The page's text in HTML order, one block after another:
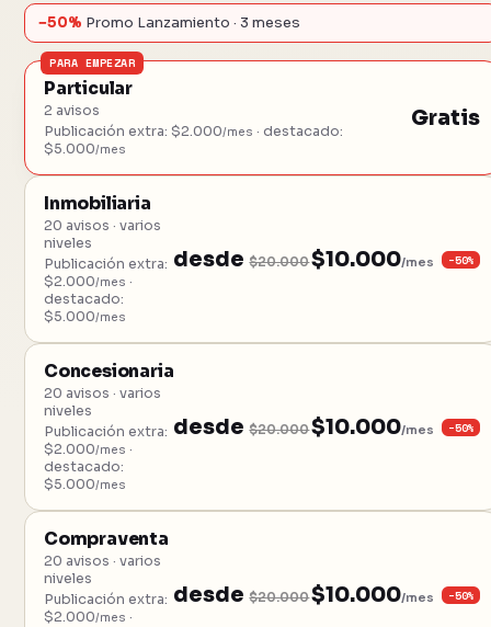
−50% Promo Lanzamiento · 3 meses
PARA EMPEZAR
Particular
2 avisos
Publicación extra: $2.000/mes · destacado:
$5.000/mes
Gratis
Inmobiliaria
20 avisos · varios
niveles
Publicación extra:
$2.000/mes ·
destacado:
$5.000/mes
desde$20.000$10.000/mes −50%
Concesionaria
20 avisos · varios
niveles
Publicación extra:
$2.000/mes ·
destacado:
$5.000/mes
desde$20.000$10.000/mes −50%
Compraventa
20 avisos · varios
niveles
Publicación extra:
$2.000/mes ·
desde$20.000$10.000/mes −50%